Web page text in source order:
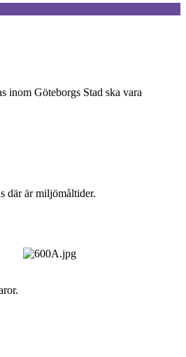
inom Göteborgs Stad ska vara
där är miljömåltider.